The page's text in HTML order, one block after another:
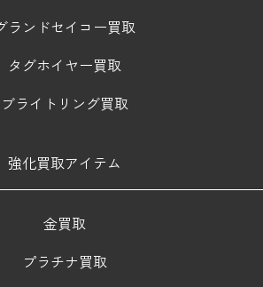
ランドセイコー買取
タグホイヤー買取
ブライトリング買取
強化買取アイテム
金買取
プラチナ買取